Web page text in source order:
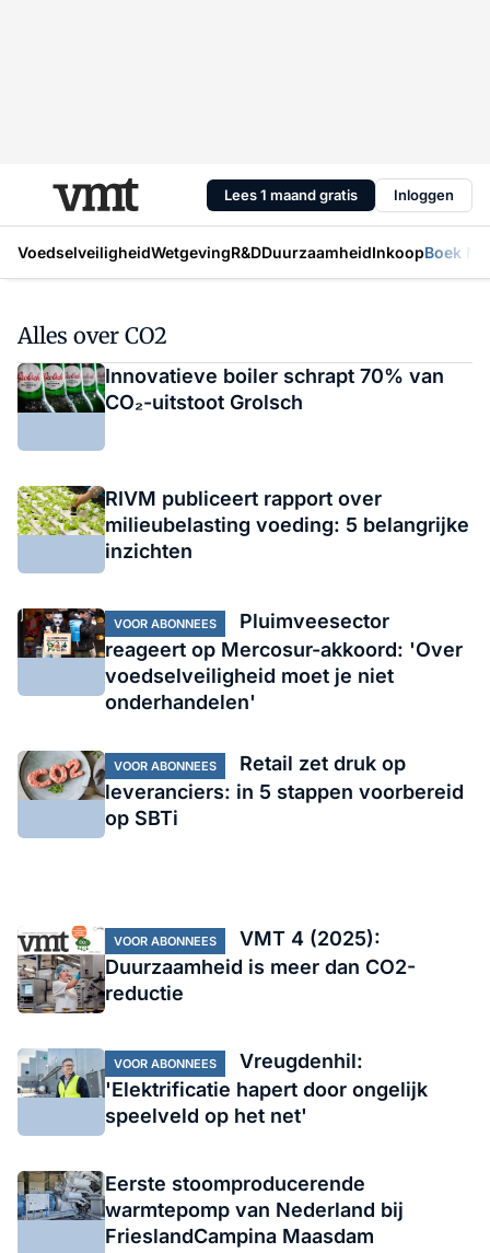
Lees 1 maand gratis Inloggen
VoedselveiligheidWetgevingR&DDuurzaamheidInkoopBoek
Alles over CO2
Innovatieve boiler schrapt 70% van
CO₂-uitstoot Grolsch
RIVM publiceert rapport over
milieubelasting voeding: 5 belangrijke
inzichten
VOOR ABONNEES
Pluimveesector
reageert op Mercosur-akkoord: 'Over
voedselveiligheid moet je niet
onderhandelen'
VOOR ABONNEES
Retail zet druk op
leveranciers: in 5 stappen voorbereid
op SBTi
VOOR ABONNEES
VMT 4 (2025):
Duurzaamheid is meer dan CO2-
reductie
VOOR ABONNEES
Vreugdenhil:
'Elektrificatie hapert door ongelijk
speelveld op het net'
Eerste stoomproducerende
warmtepomp van Nederland bij
FrieslandCampina Maasdam